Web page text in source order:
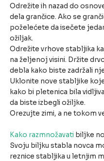
Odrežite ih nazad do
dela grančice. Ako se
poželećete da isečete
ožiljak.
Odrežite vrhove stabljika
na željenoj visini. Držite
debla kako biste zadržali
Uklonite nove stabljike
kako bi pletenica bila
da biste izbegli ožiljke.
Orezujte zimi, a ne tokom
Kako razmnožavati biljke
Svoju biljku stabla novca
reznice stabljika u letnjim